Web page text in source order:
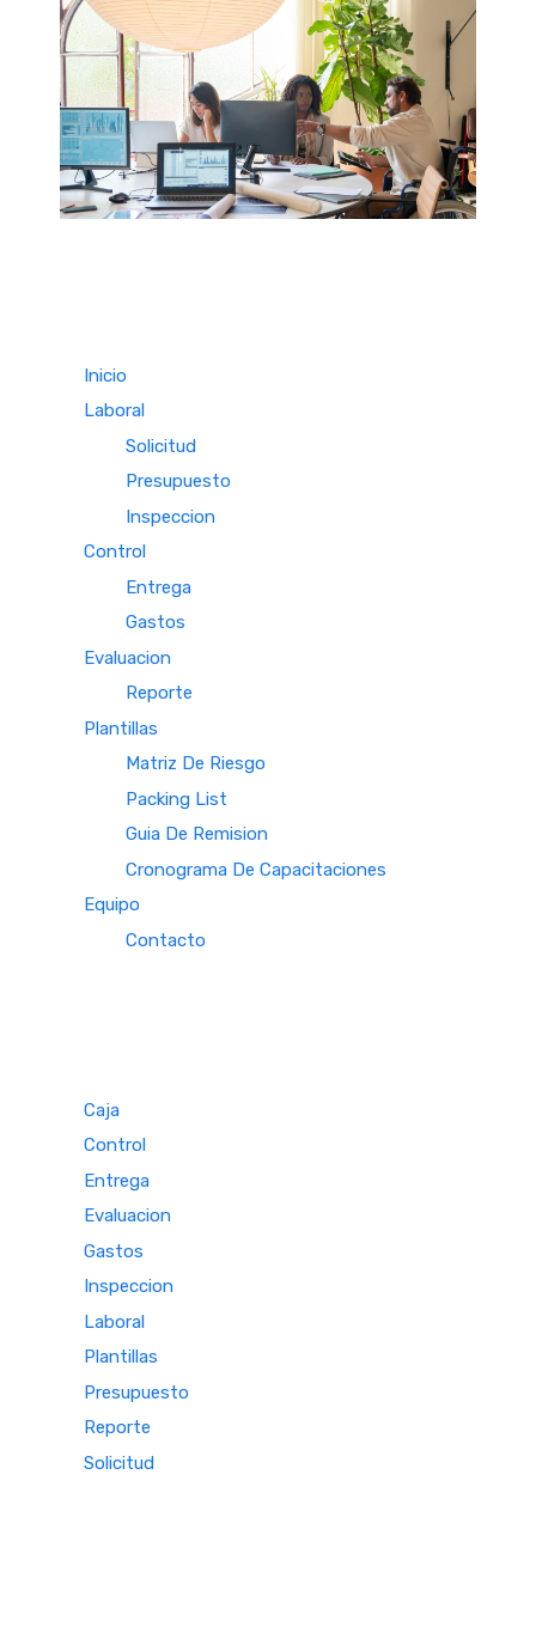
Inicio
Laboral
Solicitud
Presupuesto
Inspeccion
Control
Entrega
Gastos
Evaluacion
Reporte
Plantillas
Matriz De Riesgo
Packing List
Guia De Remision
Cronograma De Capacitaciones
Equipo
Contacto
Caja
Control
Entrega
Evaluacion
Gastos
Inspeccion
Laboral
Plantillas
Presupuesto
Reporte
Solicitud